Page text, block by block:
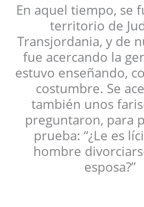
En aquel tiempo, se
territorio de
Transjordania, y de
fue acercando la
estuvo enseñando,
costumbre. Se
también unos
preguntaron, para
prueba: “¿Le es
hombre
esposa?”